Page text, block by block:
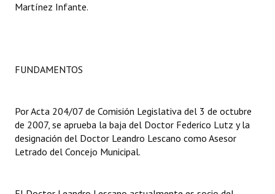
Dictámenes Asesoría Letrada
Actas de Audiencias Públicas
NORMATIVA
Martínez Infante.
FUNDAMENTOS
Por Acta 204/07 de Comisión Legislativa del 3 de octubre
de 2007, se aprueba la baja del Doctor Federico Lutz y la
designación del Doctor Leandro Lescano como Asesor
Letrado del Concejo Municipal.